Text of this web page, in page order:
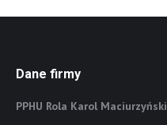
Dane firmy
PPHU Rola Karol Maciurzyński